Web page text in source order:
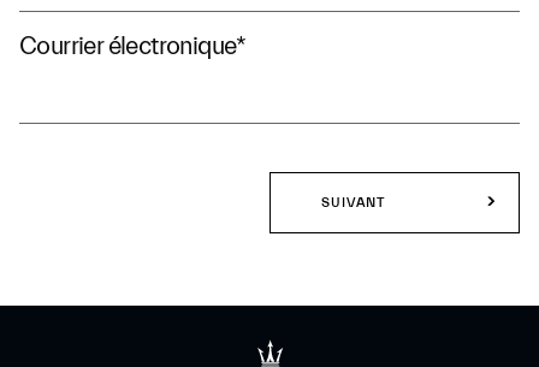
Courrier électronique*
SUIVANT